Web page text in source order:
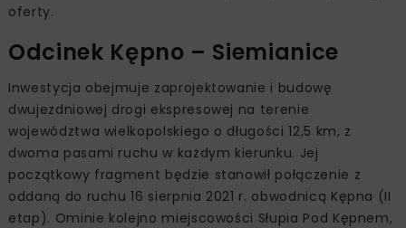
oferty.
Odcinek Kępno – Siemianice
Inwestycja obejmuje zaprojektowanie i budowę
dwujezdniowej drogi ekspresowej na terenie
województwa wielkopolskiego o długości 12,5 km, z
dwoma pasami ruchu w każdym kierunku. Jej
początkowy fragment będzie stanowił połączenie z
oddaną do ruchu 16 sierpnia 2021 r. obwodnicą Kępna (II
etap). Ominie kolejno miejscowości Słupia Pod Kępnem,